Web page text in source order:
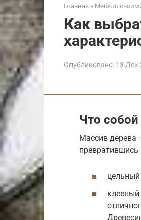
Главная » Мебель
Как
Опубликовано: 13 Дек
Что
Массив дерева
превратившись